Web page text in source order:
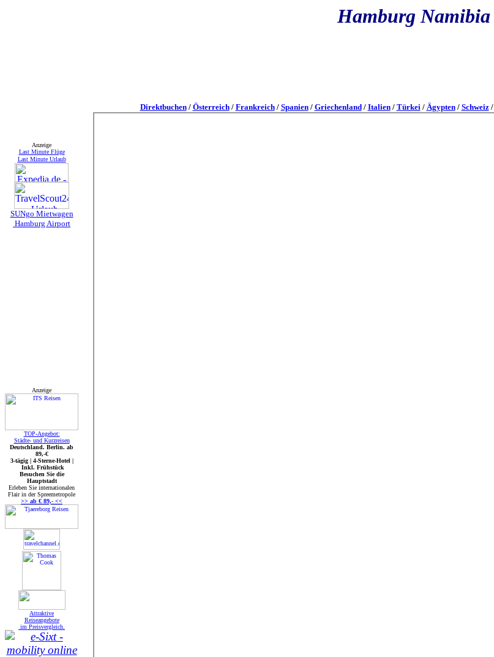
Hamburg Namibia
Direktbuchen/ Österreich/ Frankreich/ Spanien/ Griechenland/ Italien/ Türkei/ Ägypten/ Schweiz/
Anzeige
Last Minute Flüge
Last Minute Urlaub
SUNgo Mietwagen
Hamburg Airport
Anzeige
TOP-Angebot:
Städte- und Kurzreisen
Deutschland. Berlin. ab
89,-€
3-tägig | 4-Sterne-Hotel |
Inkl. Frühstück
Besuchen Sie die
Hauptstadt
Erleben Sie internationalen
Flair in der Spreemetropole
>> ab € 89,- <<
Attraktive
Reiseangebote
im Preisvergleich.